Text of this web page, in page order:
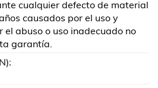
cualquier defecto de material
causados por el uso y
el abuso o uso inadecuado no
garantía.